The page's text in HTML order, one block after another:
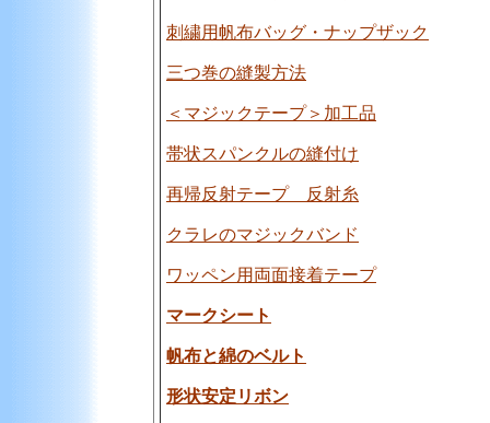
刺繍用帆布バッグ・ナップザック
三つ巻の縫製方法
＜マジックテープ＞加工品
帯状スパンクルの縫付け
再帰反射テープ 反射糸
クラレのマジックバンド
ワッペン用両面接着テープ
マークシート
帆布と綿のベルト
形状安定リボン